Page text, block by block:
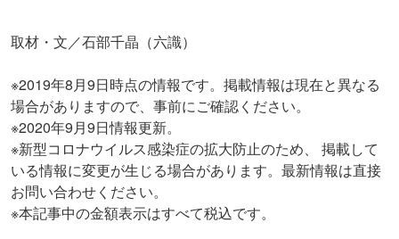
取材・文／石部千晶（六識）
※2019年8月9日時点の情報です。掲載情報は現在と異なる
場合がありますので、事前にご確認ください。
※2020年9月9日情報更新。
※新型コロナウイルス感染症の拡大防止のため、 掲載して
いる情報に変更が生じる場合があります。最新情報は直接
お問い合わせください。
※本記事中の金額表示はすべて税込です。